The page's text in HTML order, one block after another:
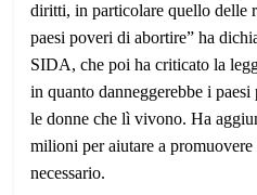
diritti, in particolare quello delle
paesi poveri di abortire” ha
SIDA, che poi ha criticato la
in quanto danneggerebbe i
le donne che lì vivono. Ha
milioni per aiutare a
necessario.